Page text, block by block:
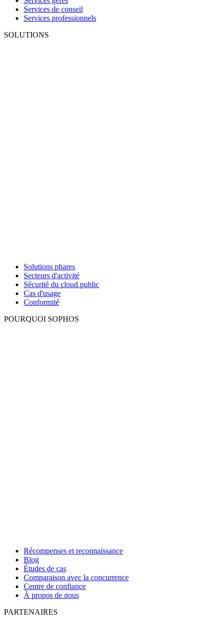
Services de conseil
Services professionnels
SOLUTIONS
Solutions phares
Secteurs d'activité
Sécurité du cloud public
Cas d'usage
Conformité
POURQUOI SOPHOS
Récompenses et reconnaissance
Blog
Études de cas
Comparaison avec la concurrence
Centre de confiance
À propos de nous
PARTENAIRES